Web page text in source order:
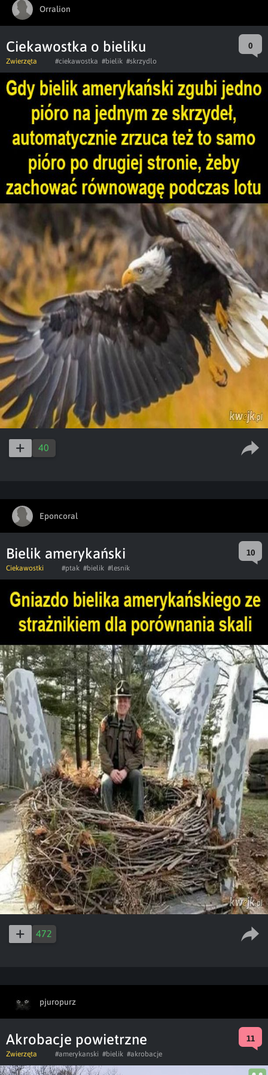
Orralion
Ciekawostka o bieliku 0
Zwierzęta #ciekawostka #bielik #skrzydlo
40
Eponcoral
Bielik amerykański 10
Ciekawostki #ptak #bielik #lesnik
472
pjuropurz
Akrobacje powietrzne 11
Zwierzęta #amerykanski #bielik #akrobacje